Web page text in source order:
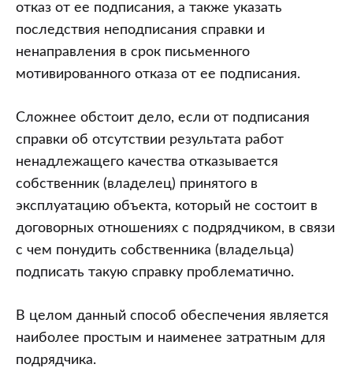
отказ от ее подписания, а также указать
последствия неподписания справки и
ненаправления в срок письменного
мотивированного отказа от ее подписания.
Сложнее обстоит дело, если от подписания
справки об отсутствии результата работ
ненадлежащего качества отказывается
собственник (владелец) принятого в
эксплуатацию объекта, который не состоит в
договорных отношениях с подрядчиком, в связи
с чем понудить собственника (владельца)
подписать такую справку проблематично.
В целом данный способ обеспечения является
наиболее простым и наименее затратным для
подрядчика.